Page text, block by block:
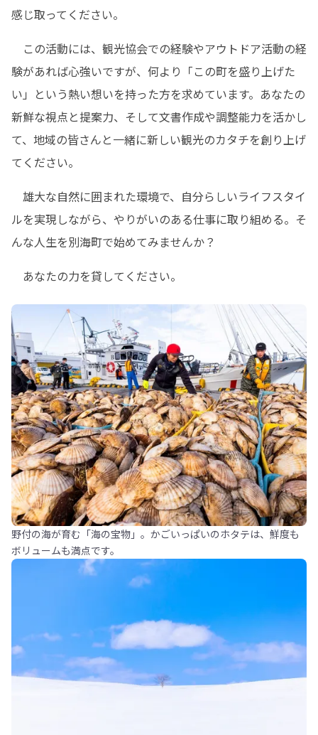
感じ取ってください。
この活動には、観光協会での経験やアウトドア活動の経
験があれば心強いですが、何より「この町を盛り上げた
い」という熱い想いを持った方を求めています。あなたの
新鮮な視点と提案力、そして文書作成や調整能力を活かし
て、地域の皆さんと一緒に新しい観光のカタチを創り上げ
てください。
雄大な自然に囲まれた環境で、自分らしいライフスタイ
ルを実現しながら、やりがいのある仕事に取り組める。そ
んな人生を別海町で始めてみませんか？
あなたの力を貸してください。
野付の海が育む「海の宝物」。かごいっぱいのホタテは、鮮度も
ボリュームも満点です。